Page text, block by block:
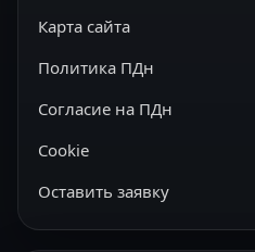
Карта сайта
Политика ПДн
Согласие на ПДн
Cookie
Оставить заявку